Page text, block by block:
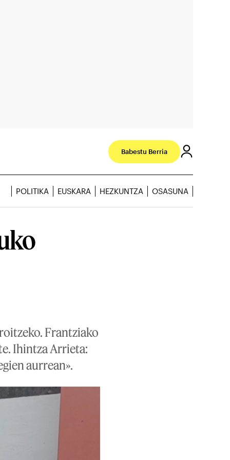
Babestu Berria
POLITIKA EUSKARA HEZKUNTZA OSASUNA
Frantziako
Ihintza Arrieta:
aurrean».